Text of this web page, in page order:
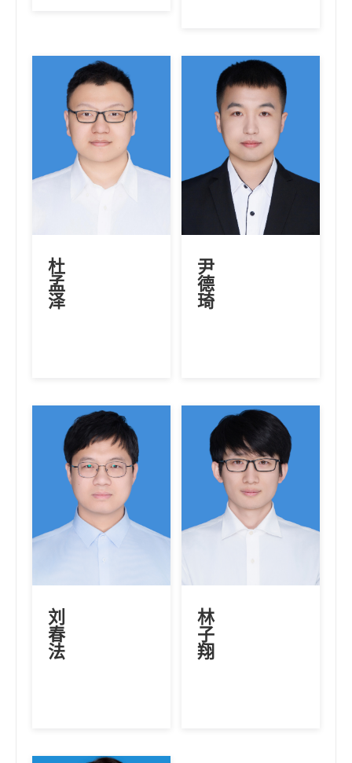
杜
孟
泽
尹
德
琦
刘
春
法
林
子
翔